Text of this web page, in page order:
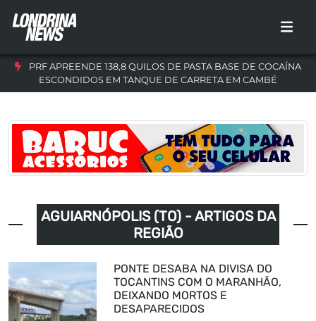
PRF APREENDE 138,8 QUILOS DE PASTA BASE DE COCAÍNA
ESCONDIDOS EM TANQUE DE CARRETA EM CAMBÉ
AGUIARNÓPOLIS (TO) - ARTIGOS DA
REGIÃO
PONTE DESABA NA DIVISA DO
TOCANTINS COM O MARANHÃO,
DEIXANDO MORTOS E
DESAPARECIDOS